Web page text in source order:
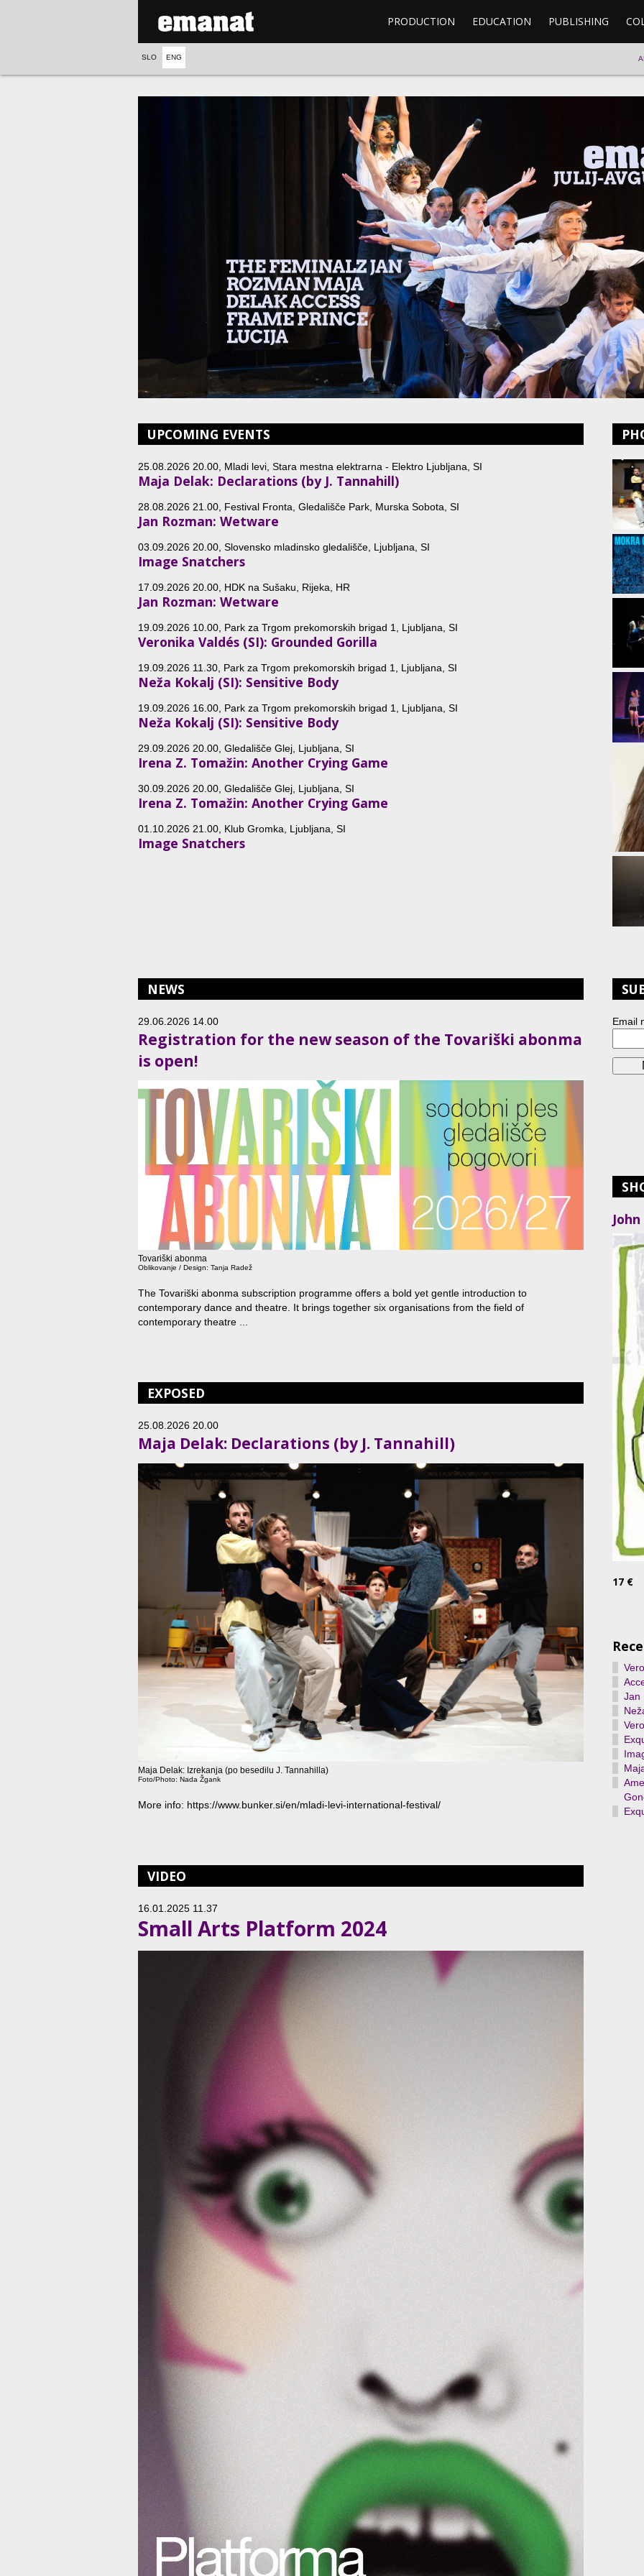
PRODUCTION EDUCATION PUBLISHING
SLO ENG
UPCOMING EVENTS
25.08.2026 20.00, Mladi levi, Stara mestna elektrarna - Elektro Ljubljana, SI
Maja Delak: Declarations (by J. Tannahill)
28.08.2026 21.00, Festival Fronta, Gledališče Park, Murska Sobota, SI
Jan Rozman: Wetware
03.09.2026 20.00, Slovensko mladinsko gledališče, Ljubljana, SI
Image Snatchers
17.09.2026 20.00, HDK na Sušaku, Rijeka, HR
Jan Rozman: Wetware
19.09.2026 10.00, Park za Trgom prekomorskih brigad 1, Ljubljana, SI
Veronika Valdés (SI): Grounded Gorilla
19.09.2026 11.30, Park za Trgom prekomorskih brigad 1, Ljubljana, SI
Neža Kokalj (SI): Sensitive Body
19.09.2026 16.00, Park za Trgom prekomorskih brigad 1, Ljubljana, SI
Neža Kokalj (SI): Sensitive Body
29.09.2026 20.00, Gledališče Glej, Ljubljana, SI
Irena Z. Tomažin: Another Crying Game
30.09.2026 20.00, Gledališče Glej, Ljubljana, SI
Irena Z. Tomažin: Another Crying Game
01.10.2026 21.00, Klub Gromka, Ljubljana, SI
Image Snatchers
NEWS
29.06.2026 14.00
Registration for the new season of the Tovariški abonma
is open!
Tovariški abonma
Oblikovanje / Design: Tanja Radež
The Tovariški abonma subscription programme offers a bold yet gentle introduction to
contemporary dance and theatre. It brings together six organisations from the field of
contemporary theatre ...
EXPOSED
25.08.2026 20.00
Maja Delak: Declarations (by J. Tannahill)
Maja Delak: Izrekanja (po besedilu J. Tannahilla)
Foto/Photo: Nada Žgank
More info: https://www.bunker.si/en/mladi-levi-international-festival/
VIDEO
16.01.2025 11.37
Small Arts Platform 2024
Email
17 €
Jan